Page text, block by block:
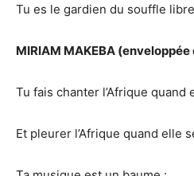
Tu es le gardien du souffle
MIRIAM MAKEBA
Tu fais chanter l’Afrique quand
Et pleurer l’Afrique quand elle